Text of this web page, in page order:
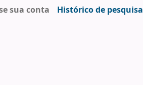
sua conta Histórico de pesquisa